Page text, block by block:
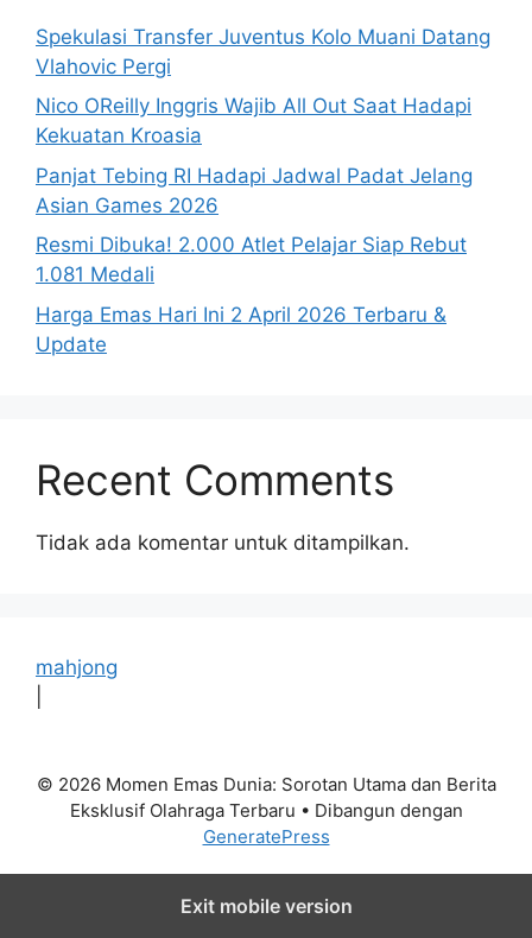
Spekulasi Transfer Juventus Kolo Muani Datang
Vlahovic Pergi
Nico OReilly Inggris Wajib All Out Saat Hadapi
Kekuatan Kroasia
Panjat Tebing RI Hadapi Jadwal Padat Jelang
Asian Games 2026
Resmi Dibuka! 2.000 Atlet Pelajar Siap Rebut
1.081 Medali
Harga Emas Hari Ini 2 April 2026 Terbaru &
Update
Recent Comments
Tidak ada komentar untuk ditampilkan.
mahjong
© 2026 Momen Emas Dunia: Sorotan Utama dan Berita
Eksklusif Olahraga Terbaru • Dibangun dengan
GeneratePress
Exit mobile version